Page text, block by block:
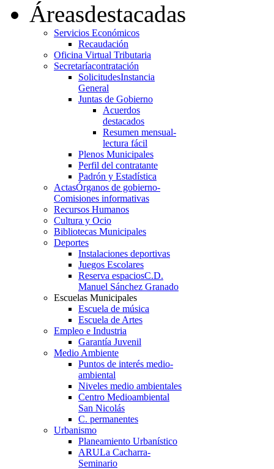
Áreasdestacadas
Servicios Económicos
Recaudación
Oficina Virtual Tributaria
Secretaríacontratación
SolicitudesInstancia
General
Juntas de Gobierno
Acuerdos
destacados
Resumen mensual-
lectura fácil
Plenos Municipales
Perfil del contratante
Padrón y Estadística
ActasÓrganos de gobierno-
Comisiones informativas
Recursos Humanos
Cultura y Ocio
Bibliotecas Municipales
Deportes
Instalaciones deportivas
Juegos Escolares
Reserva espaciosC.D.
Manuel Sánchez Granado
Escuelas Municipales
Escuela de música
Escuela de Artes
Empleo e Industria
Garantía Juvenil
Medio Ambiente
Puntos de interés medio-
ambiental
Niveles medio ambientales
Centro Medioambiental
San Nicolás
C. permanentes
Urbanismo
Planeamiento Urbanístico
ARULa Cacharra-
Seminario